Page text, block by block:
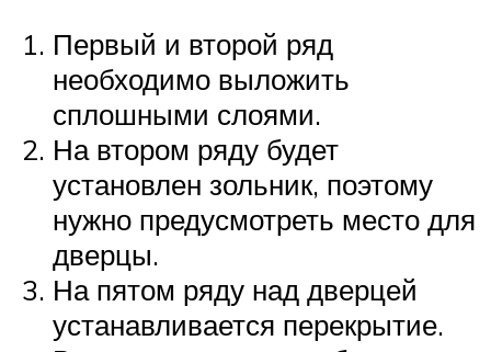
Первый и второй ряд
необходимо выложить
сплошными слоями.
На втором ряду будет
установлен зольник, поэтому
нужно предусмотреть место для
дверцы.
На пятом ряду над дверцей
устанавливается перекрытие.